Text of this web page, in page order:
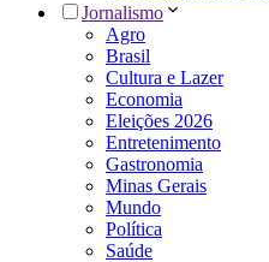
Jornalismo
Agro
Brasil
Cultura e Lazer
Economia
Eleições 2026
Entretenimento
Gastronomia
Minas Gerais
Mundo
Política
Saúde